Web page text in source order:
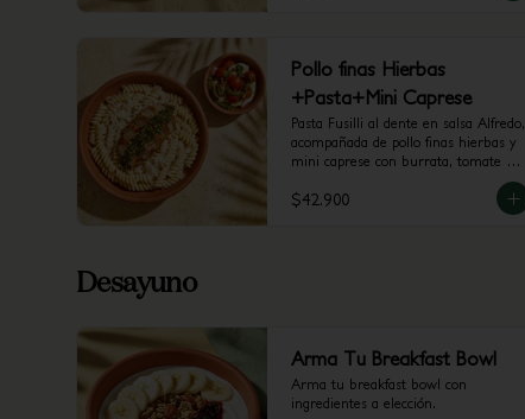
Pollo finas Hierbas
+Pasta+Mini Caprese
Pasta Fusilli al dente en salsa Alfredo,
acompañada de pollo finas hierbas y
mini caprese con burrata, tomate
$42.900
Desayuno
Arma Tu Breakfast Bowl
Arma tu breakfast bowl con
ingredientes a elección.